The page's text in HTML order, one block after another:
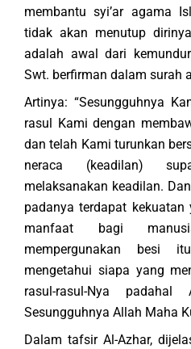
membantu syi’ar agama
tidak akan menutup
adalah awal dari
Swt. berfirman dalam surah
Artinya: “Sesungguhnya
rasul Kami dengan
dan telah Kami turunkan
neraca (keadilan)
melaksanakan keadilan.
padanya terdapat
manfaat bagi
mempergunakan besi
mengetahui siapa yang
rasul-rasul-Nya
Sesungguhnya Allah Maha
Dalam tafsir Al-Azhar,